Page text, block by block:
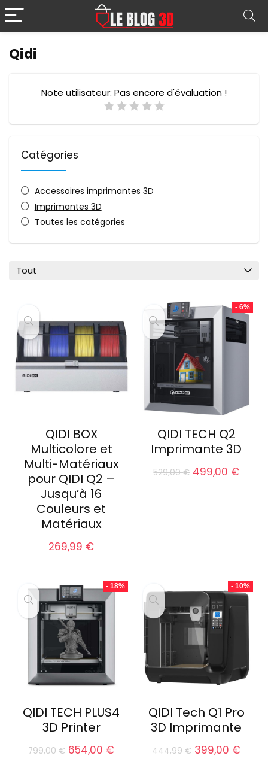
Qidi
Note utilisateur: Pas encore d'évaluation !
Catégories
Accessoires imprimantes 3D
Imprimantes 3D
Toutes les catégories
Tout
QIDI BOX
Multicolore et
Multi-Matériaux
pour QIDI Q2 –
Jusqu’à 16
Couleurs et
Matériaux
269,99 €
- 6%
QIDI TECH Q2
Imprimante 3D
529,00€ Le
499,00 €Le
- 18%
QIDI TECH PLUS4
3D Printer
799,00€ Le
654,00 €Le
- 10%
QIDI Tech Q1 Pro
3D Imprimante
444,99€ Le
399,00 €Le